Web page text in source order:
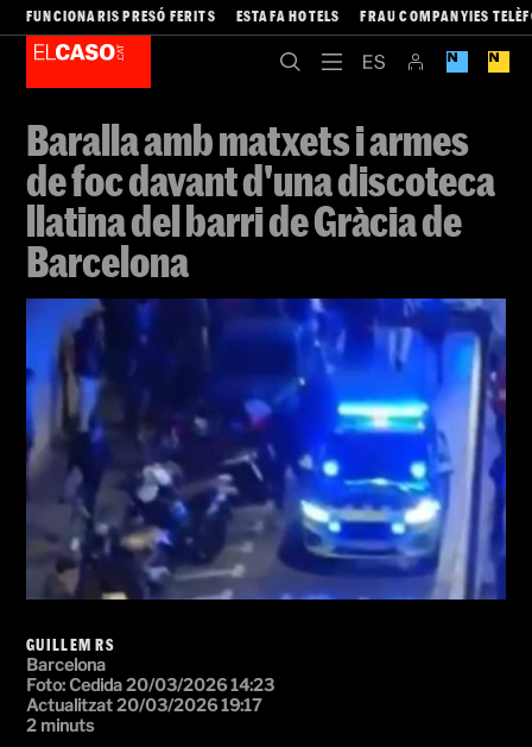
FUNCIONARIS PRESÓ FERITS ESTAFA HOTELS FRAU COMPANYIES
Baralla amb matxets i armes
de foc davant d'una discoteca
llatina del barri de Gràcia de
Barcelona
GUILLEM RS
Barcelona
Foto: Cedida20/03/2026 14:23
Actualitzat 20/03/2026 19:17
2 minuts